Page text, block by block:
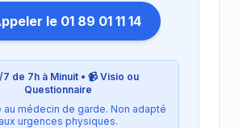
le 01 89 01 11 14
7 de 7h à Minuit • 📹 Visio ou
Questionnaire
au médecin de garde. Non adapté
aux urgences physiques.